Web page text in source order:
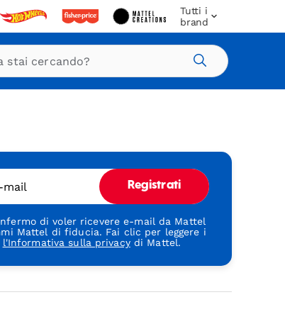
Tutti i
brand
Cerca
Registrati
di voler ricevere e-mail da Mattel
Mattel di fiducia. Fai clic per leggere i
l'Informativa sulla privacydi Mattel.